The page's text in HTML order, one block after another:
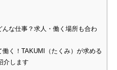
んな仕事？求人・働く場所も合わ
働く！TAKUMI（たくみ）が求める
介します